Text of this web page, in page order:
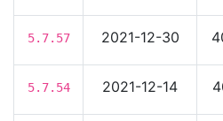
5.7.57 2021-12-30
5.7.54 2021-12-14